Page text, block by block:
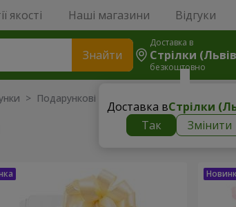
якості Наші магазини Відгуки
Знайти
Доставка в
безкоштовно
Доставка в
Так
Змінити
> Подарункові корзини